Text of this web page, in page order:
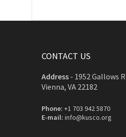
CONTACT US
Address - 1952 Gallows
Vienna, VA 22182
Phone: +1 703 942 5870
E-mail: info@kusco.org